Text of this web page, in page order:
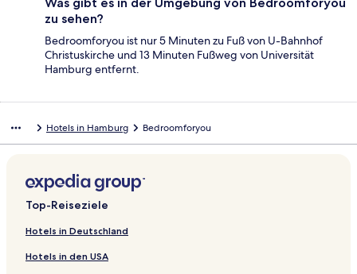
zu sehen?
Bedroomforyou ist nur 5 Minuten zu Fuß von U-Bahnhof
Christuskirche und 13 Minuten Fußweg von Universität
Hamburg entfernt.
Hotels in Hamburg Bedroomforyou
Top-Reiseziele
Hotels in Deutschland
Hotels in den USA